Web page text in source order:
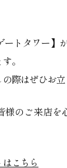
トタワー】が
。
際はぜひお立
様のご来店を
こちら